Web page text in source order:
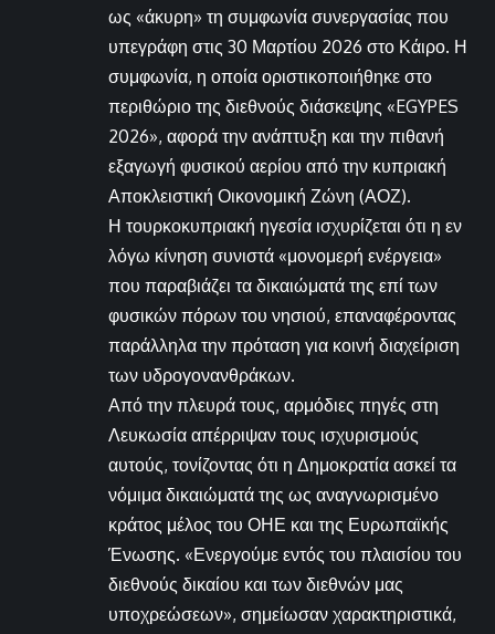
ως «άκυρη» τη συμφωνία συνεργασίας που
υπεγράφη στις 30 Μαρτίου 2026 στο Κάιρο. Η
συμφωνία, η οποία οριστικοποιήθηκε στο
περιθώριο της διεθνούς διάσκεψης «EGYPES
2026», αφορά την ανάπτυξη και την πιθανή
εξαγωγή φυσικού αερίου από την κυπριακή
Αποκλειστική Οικονομική Ζώνη (ΑΟΖ).
Η τουρκοκυπριακή ηγεσία ισχυρίζεται ότι η εν
λόγω κίνηση συνιστά «μονομερή ενέργεια»
που παραβιάζει τα δικαιώματά της επί των
φυσικών πόρων του νησιού, επαναφέροντας
παράλληλα την πρόταση για κοινή διαχείριση
των υδρογονανθράκων.
Από την πλευρά τους, αρμόδιες πηγές στη
Λευκωσία απέρριψαν τους ισχυρισμούς
αυτούς, τονίζοντας ότι η Δημοκρατία ασκεί τα
νόμιμα δικαιώματά της ως αναγνωρισμένο
κράτος μέλος του ΟΗΕ και της Ευρωπαϊκής
Ένωσης. «Ενεργούμε εντός του πλαισίου του
διεθνούς δικαίου και των διεθνών μας
υποχρεώσεων», σημείωσαν χαρακτηριστικά,